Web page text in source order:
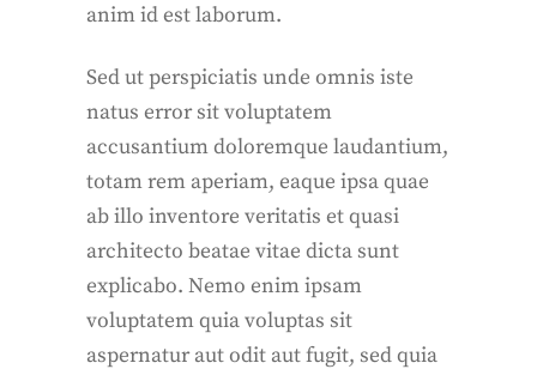
anim id est laborum.
Sed ut perspiciatis unde omnis iste
natus error sit voluptatem
accusantium doloremque laudantium,
totam rem aperiam, eaque ipsa quae
ab illo inventore veritatis et quasi
architecto beatae vitae dicta sunt
explicabo. Nemo enim ipsam
voluptatem quia voluptas sit
aspernatur aut odit aut fugit, sed quia